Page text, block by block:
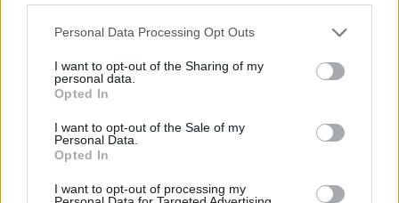
Personal Data Processing Opt Outs
I want to opt-out of the Sharing of my
personal data.
Opted In
I want to opt-out of the Sale of my
Personal Data.
Opted In
I want to opt-out of processing my
gyűjteménye
Elyna Robbs: Adéle és az örökölt árnyak